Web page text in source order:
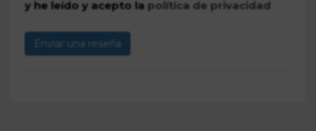
y he leído y acepto la política de privacidad
Enviar una reseña